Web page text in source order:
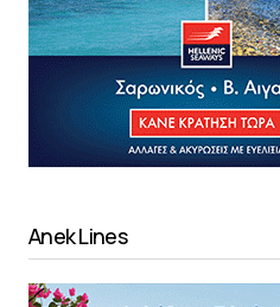
Anek Lines